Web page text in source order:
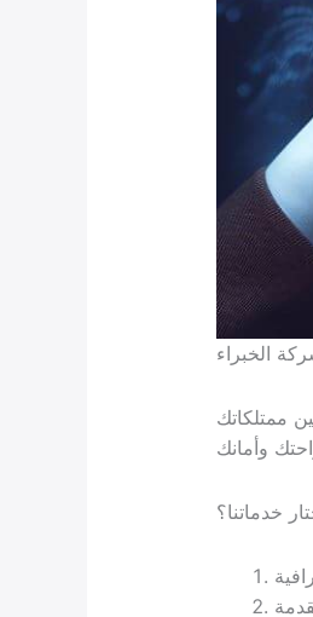
الخبراء
ممتلكاتك
خدماتنا؟